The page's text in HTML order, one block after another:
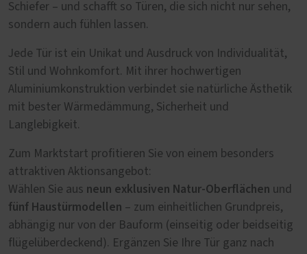
Schiefer – und schafft so Türen, die sich nicht nur sehen,
sondern auch fühlen lassen.
Jede Tür ist ein Unikat und Ausdruck von Individualität,
Stil und Wohnkomfort. Mit ihrer hochwertigen
Aluminiumkonstruktion verbindet sie natürliche Ästhetik
mit bester Wärmedämmung, Sicherheit und
Langlebigkeit.
Zum Marktstart profitieren Sie von einem besonders
attraktiven Aktionsangebot:
Wählen Sie aus neun exklusiven Natur-Oberflächen und
fünf Haustürmodellen – zum einheitlichen Grundpreis,
abhängig nur von der Bauform (einseitig oder beidseitig
flügelüberdeckend). Ergänzen Sie Ihre Tür ganz nach